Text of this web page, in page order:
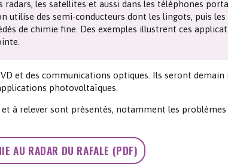
radars, les satellites et aussi dans les téléphones
utilise des semi-conducteurs dont les lingots, puis les
de chimie fine. Des exemples illustrent ces
et des communications optiques. Ils seront demain
photovoltaïques.
et à relever sont présentés, notamment les problèmes
AU RADAR DU RAFALE (PDF)
Les chimistes dans...
Réactions en un clin d’oeil
Fiches métiers
Enseignement
Chimie et Notre-Dame